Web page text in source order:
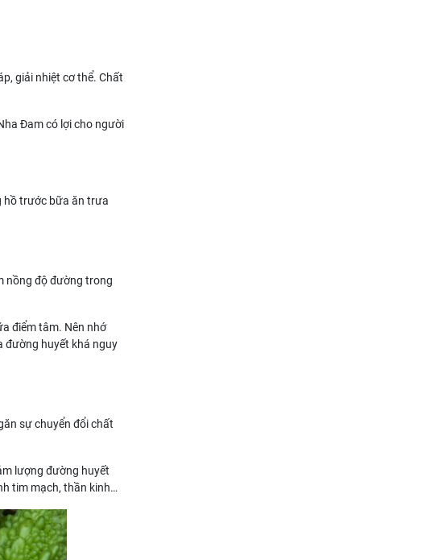
giải nhiệt cơ thể. Chất
Đam có lợi cho người
hồ trước bữa ăn trưa
nồng độ đường trong
điểm tâm. Nên nhớ
đường huyết khá nguy
sự chuyển đổi chất
lượng đường huyết
tim mạch, thần kinh…